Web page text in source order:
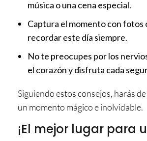
música o una cena especial.
Captura el momento con fotos
recordar este día siempre.
No te preocupes por los
el corazón y disfruta cada
Siguiendo estos consejos, harás
un momento mágico e inolvidable.
¡El mejor lugar para